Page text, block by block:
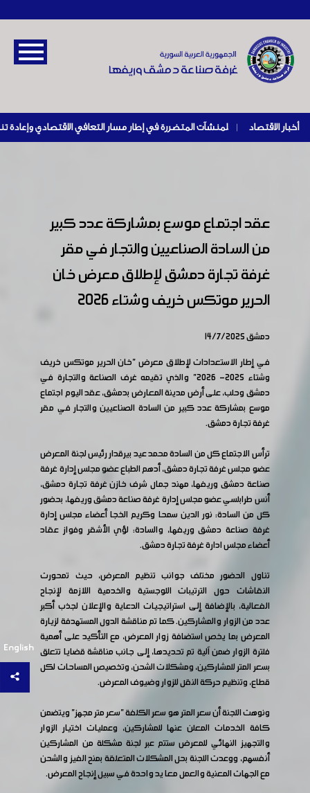
أخبار الاقتصاد |
English
عقد اجتماع موسع بمشاركة عدد كبير
من السادة الصناعيين والتجار في مقر
غرفة تجارة دمشق لإطلاق معرض خان
الحرير موتكس خريف وشتاء 2026
دمشق 14/7/2025
في إطار الاستعدادات لإطلاق معرض "خان الحرير موتكس خريف
وشتاء 2025- 2026" والذي تقيمه غرف الصناعة والتجارة في
دمشق وحلب، على أرض مدينة المعارض بدمشق، عقد اليوم اجتماع
موسع بمشاركة عدد كبير من السادة الصناعيين والتجار في مقر
غرفة تجارة دمشق.
ترأس الاجتماع كل من السادة محمد عيد بيرقدار رئيس لجنة المعرض
عضو مجلس غرفة تجارة دمشق، أدهم الطباع عضو مجلس إدارة غرفة
صناعة دمشق وريفها، مهند جمال شرف خازن غرفة تجارة دمشق،
أنس طرابلسي عضو مجلس إدارة غرفة صناعة دمشق وريفها، بحضور
كل من السادة: نور الدين سمحا وكريم الخجا أعضاء مجلس إدارة
غرفة صناعة دمشق وريفها، والسادة: لؤي الأشقر وفواز عقاد
أعضاء مجلس ادارة غرفة تجارة دمشق.
تناول الحضور مختلف جوانب تنظيم المعرض، حيث تمحورت
النقاشات حول الترتيبات اللوجستية والخدمية اللازمة لإنجاح
الفعالية، بالإضافة إلى استراتيجيات الدعاية والإعلان لجذب أكبر
عدد من الزوار والمشاركين. كما تم مناقشة الدول المستهدفة لزيارة
المعرض بما يخص استضافة زوار المعرض، مع التأكيد على أهمية
فلترة الزوار ضمن آلية تم تحديدها، إلى جانب مناقشة قضايا تتعلق
بسعر المتر للمشاركين، ومشكلات الشحن، وتخصيص المساحات لكل
قطاع، وتنظيم حركة النقل للزوار وضيوف المعرض.
ونوهت اللجنة أن سعر المتر هو سعر الكلفة "سعر متر مجهز" ويتضمن
كافة الخدمات المعلن عنها للمشاركين، وعمليات اختيار الزوار
والتجهيز النهائي للمعرض ستتم عبر لجنة مشكلة من المشاركين
أنفسهم، ووعدت اللجنة بحل المشكلات المتعلقة بمنح الفيز والشحن
مع الجهات المعنية والعمل معا يد واحدة في سبيل إنجاح المعرض.